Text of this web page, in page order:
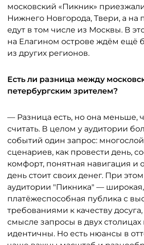
московский «Пикник»
Нижнего Новгорода, Твери, а на
едут в том числе из Москвы. В
на Елагином острове ждём ещё
из других регионов.
Есть ли разница между
петербургским зрителем?
— Разница есть, но она меньше,
считать. В целом у аудитории
событий один запрос:
сценариев, как провести день,
комфорт, понятная навигация и
день стоит своих денег. При
аудитории "Пикника" — широкая,
платёжеспособная публика с
требованиями к качеству
смысле запросы в двух столицах
идентичны. Но есть нюансы в